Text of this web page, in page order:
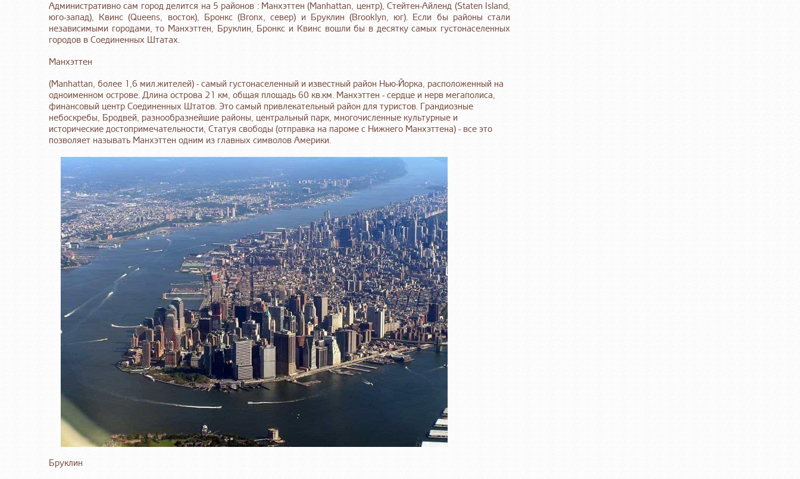
Административно сам город делится на 5 районов : Манхэттен (Manhattan, центр), Стейтен-Айленд (Staten Island,
юго-запад), Квинс (Queens, восток), Бронкс (Bronx, север) и Бруклин (Brooklyn, юг). Если бы районы стали
независимыми городами, то Манхэттен, Бруклин, Бронкс и Квинс вошли бы в десятку самых густонаселенных
городов в Соединенных Штатах.
Манхэттен
(Manhattan, более 1,6 мил.жителей) - самый густонаселенный и известный район Нью-Йорка, расположенный на
одноименном острове. Длина острова 21 км, общая площадь 60 кв.км. Манхэттен - сердце и нерв мегаполиса,
финансовый центр Соединенных Штатов. Это самый привлекательный район для туристов. Грандиозные
небоскребы, Бродвей, разнообразнейшие районы, центральный парк, многочисленные культурные и
исторические достопримечательности, Статуя свободы (отправка на пароме с Нижнего Манхэттена) - все это
позволяет называть Манхэттен одним из главных символов Америки.
Бруклин